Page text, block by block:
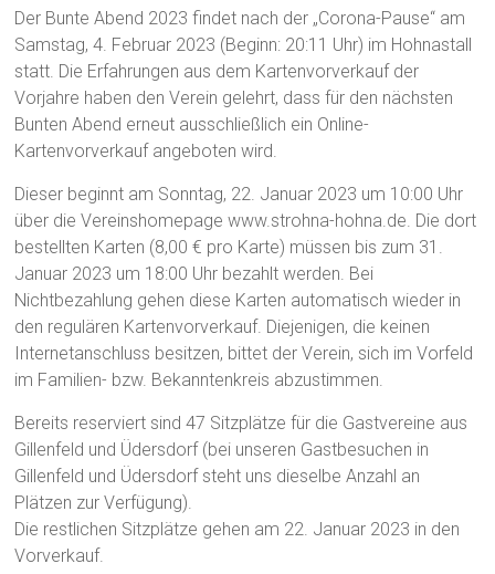
Der Bunte Abend 2023 findet nach der „Corona-Pause“ am
Samstag, 4. Februar 2023 (Beginn: 20:11 Uhr) im Hohnastall
statt. Die Erfahrungen aus dem Kartenvorverkauf der
Vorjahre haben den Verein gelehrt, dass für den nächsten
Bunten Abend erneut ausschließlich ein Online-
Kartenvorverkauf angeboten wird.
Dieser beginnt am Sonntag, 22. Januar 2023 um 10:00 Uhr
über die Vereinshomepage www.strohna-hohna.de. Die dort
bestellten Karten (8,00 € pro Karte) müssen bis zum 31.
Januar 2023 um 18:00 Uhr bezahlt werden. Bei
Nichtbezahlung gehen diese Karten automatisch wieder in
den regulären Kartenvorverkauf. Diejenigen, die keinen
Internetanschluss besitzen, bittet der Verein, sich im Vorfeld
im Familien- bzw. Bekanntenkreis abzustimmen.
Bereits reserviert sind 47 Sitzplätze für die Gastvereine aus
Gillenfeld und Üdersdorf (bei unseren Gastbesuchen in
Gillenfeld und Üdersdorf steht uns dieselbe Anzahl an
Plätzen zur Verfügung).
Die restlichen Sitzplätze gehen am 22. Januar 2023 in den
Vorverkauf.